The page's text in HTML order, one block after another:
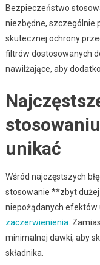
Bezpieczeństwo
niezbędne, szczególnie
skutecznej ochrony
filtrów dostosowanych
nawilżające, aby
unikać
Wśród najczęstszych
stosowanie **zbyt
niepożądanych efektów
zaczerwienienia .
minimalnej dawki, aby
składnika.